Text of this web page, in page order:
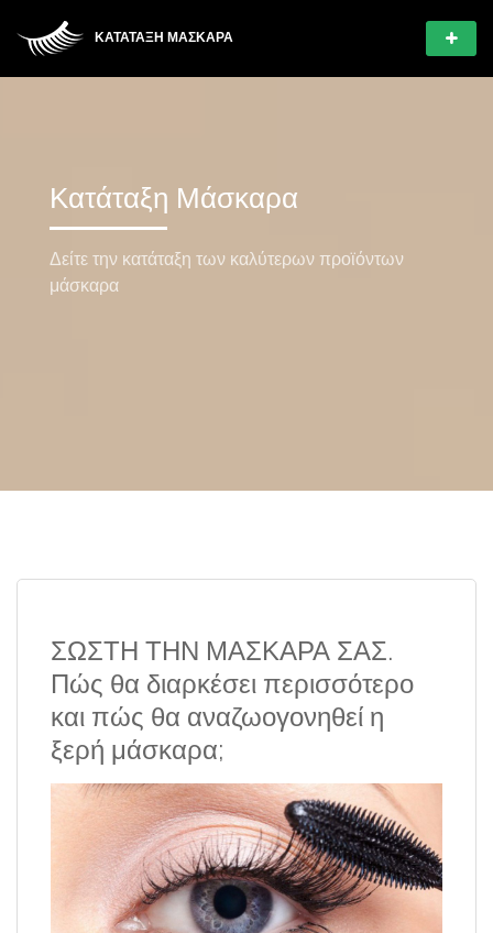
ΚΑΤΆΤΑΞΗ ΜΆΣΚΑΡΑ
Κατάταξη Μάσκαρα
Δείτε την κατάταξη των καλύτερων προϊόντων
μάσκαρα
ΣΩΣΤΗ ΤΗΝ ΜΑΣΚΑΡΑ ΣΑΣ.
Πώς θα διαρκέσει περισσότερο
και πώς θα αναζωογονηθεί η
ξερή μάσκαρα;